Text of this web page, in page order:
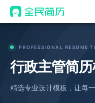
AI 生成简历
AI 优化简历
PROFESSIONAL RESUME
行政主管简
精选专业设计模板，让每